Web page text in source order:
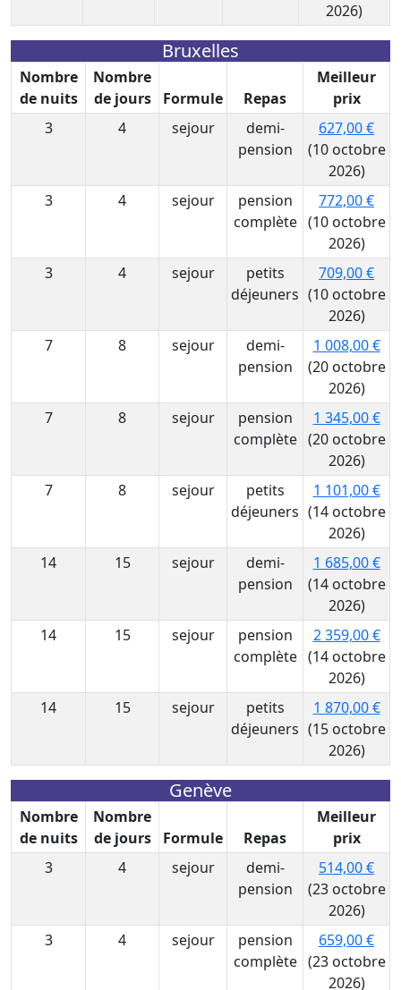
2026)
Bruxelles
Nombre
de nuits
Nombre
de jours
Formule Repas
Meilleur
prix
3
4 sejour
demi-
pension
627,00 €
(10 octobre
2026)
3
4 sejour
pension
complète
772,00 €
(10 octobre
2026)
3
4 sejour
petits
déjeuners
709,00 €
(10 octobre
2026)
7
8 sejour
demi-
pension
1 008,00 €
(20 octobre
2026)
7
8 sejour
pension
complète
1 345,00 €
(20 octobre
2026)
7
8 sejour
petits
déjeuners
1 101,00 €
(14 octobre
2026)
14
15 sejour
demi-
pension
1 685,00 €
(14 octobre
2026)
14
15 sejour
pension
complète
2 359,00 €
(14 octobre
2026)
14
15 sejour
petits
déjeuners
1 870,00 €
(15 octobre
2026)
Genève
Nombre
de nuits
Nombre
de jours
Formule Repas
Meilleur
prix
3
4 sejour
demi-
pension
514,00 €
(23 octobre
2026)
3
4 sejour
pension
complète
659,00 €
(23 octobre
2026)